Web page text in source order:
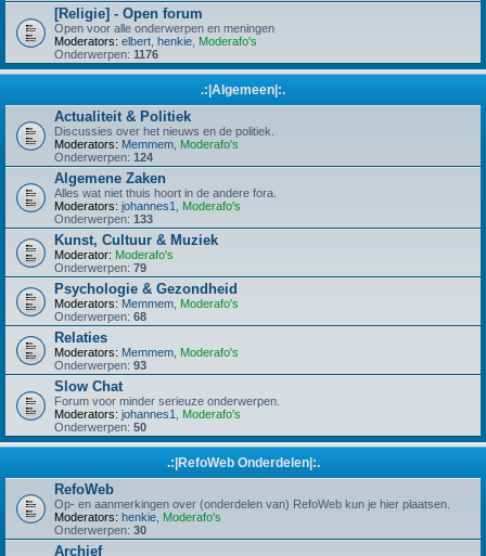
[Religie] - Open forum
Open voor alle onderwerpen en meningen
Moderators: elbert henkie Moderafo's
Onderwerpen: 1176
.:|Algemeen|:.
Actualiteit & Politiek
Discussies over het nieuws en de politiek.
Moderators: Memmem Moderafo's
Onderwerpen: 124
Algemene Zaken
Alles wat niet thuis hoort in de andere fora.
Moderators: johannes1
Moderafo's
Onderwerpen: 133
Kunst, Cultuur & Muziek
Moderator: Moderafo's
Onderwerpen: 79
Psychologie & Gezondheid
Moderators: Memmem Moderafo's
Onderwerpen: 68
Relaties
Moderators: Memmem Moderafo's
Onderwerpen: 93
Slow Chat
Forum voor minder serieuze onderwerpen.
Moderators: johannes1
Moderafo's
Onderwerpen: 50
.:|RefoWeb Onderdelen|:.
RefoWeb
Op- en aanmerkingen over (onderdelen van) RefoWeb kun je hier plaatsen.
Moderators: henkie Moderafo's
Onderwerpen: 30
Archief